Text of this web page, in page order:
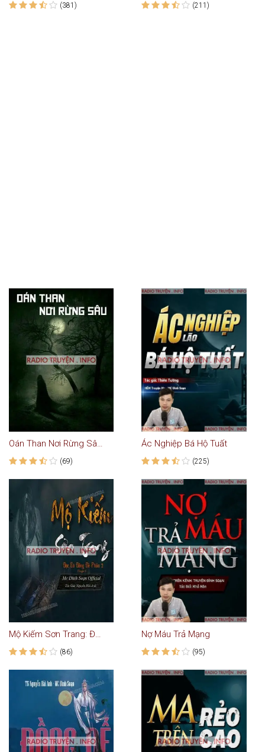
(381) (211)
Oán Than Nơi Rừng Sâu - Truyện Kinh Dị
(69)
Ác Nghiệp Bá Hộ Tuất
(225)
Mộ Kiếm Sơn Trang: Độc Cô Đồng Đế 2
(86)
Nợ Máu Trả Mạng
(95)